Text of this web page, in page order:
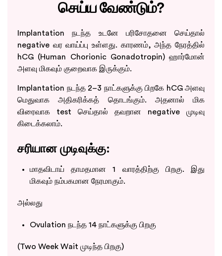
செய்ய வேண்டும்?
Implantation நடந்த உடனே பரிசோதனை செய்தால்
negative வர வாய்ப்பு உள்ளது. காரணம், அந்த நேரத்தில்
hCG (Human Chorionic Gonadotropin) ஹார்மோன்
அளவு மிகவும் குறைவாக இருக்கும்.
Implantation நடந்த 2–3 நாட்களுக்கு பிறகே hCG அளவு
மெதுவாக அதிகரிக்கத் தொடங்கும். அதனால் மிக
விரைவாக test செய்தால் தவறான negative முடிவு
கிடைக்கலாம்.
சரியான முடிவுக்கு:
மாதவிடாய் தாமதமான 1 வாரத்திற்கு பிறகு. இது
மிகவும் நம்பகமான நேரமாகும்.
அல்லது
Ovulation நடந்த 14 நாட்களுக்கு பிறகு
(Two Week Wait முடிந்த பிறகு)